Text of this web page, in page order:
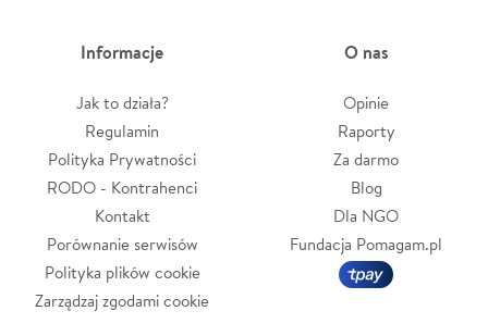
Informacje
Jak to działa?
Regulamin
Polityka Prywatności
RODO - Kontrahenci
Kontakt
Porównanie serwisów
Polityka plików cookie
Zarządzaj zgodami cookie
O nas
Opinie
Raporty
Za darmo
Blog
Dla NGO
Fundacja Pomagam.pl